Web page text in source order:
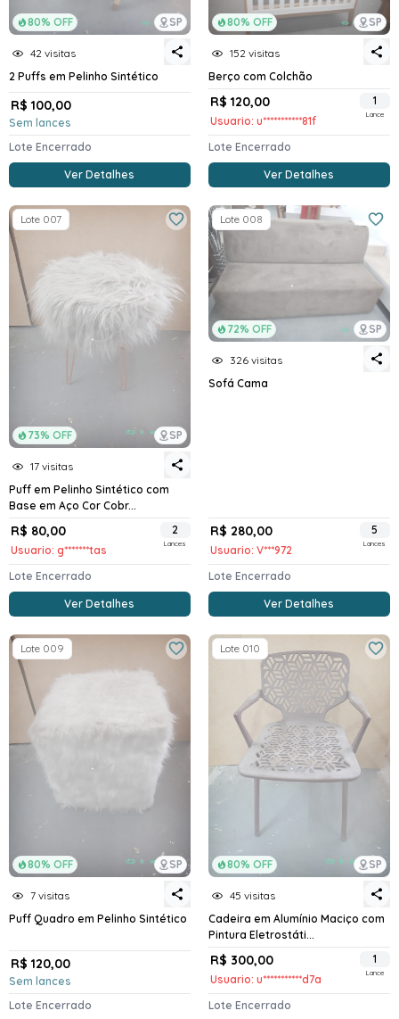
80% OFF SP
42 visitas
2 Puffs em Pelinho Sintético
R$ 100,00
Sem lances
Lote Encerrado
Ver Detalhes
80% OFF SP
152 visitas
Berço com Colchão
R$ 120,00
Usuario: u***********81f
1
Lance
Lote Encerrado
Ver Detalhes
73% OFF SP
Lote 007
17 visitas
Puff em Pelinho Sintético com
Base em Aço Cor Cobr...
R$ 80,00
Usuario: g*******tas
2
Lances
Lote Encerrado
Ver Detalhes
72% OFF SP
Lote 008
326 visitas
Sofá Cama
R$ 280,00
Usuario: V***972
5
Lances
Lote Encerrado
Ver Detalhes
80% OFF SP
Lote 009
7 visitas
Puff Quadro em Pelinho Sintético
R$ 120,00
Sem lances
Lote Encerrado
80% OFF SP
Lote 010
45 visitas
Cadeira em Alumínio Maciço com
Pintura Eletrostáti...
R$ 300,00
Usuario: u***********d7a
1
Lance
Lote Encerrado